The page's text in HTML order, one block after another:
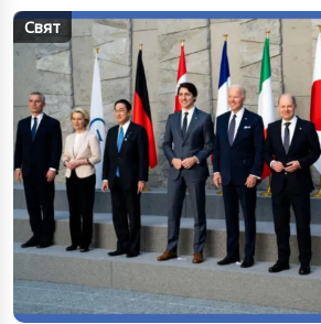
Свят